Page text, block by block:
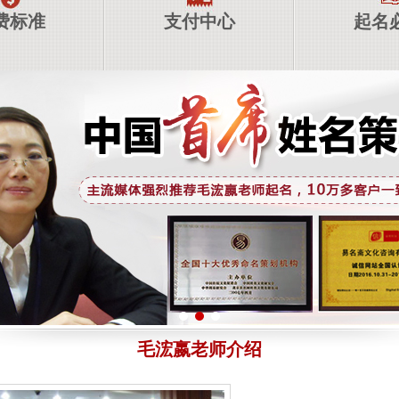
标准 支付中心 起名
毛浤嬴老师介绍